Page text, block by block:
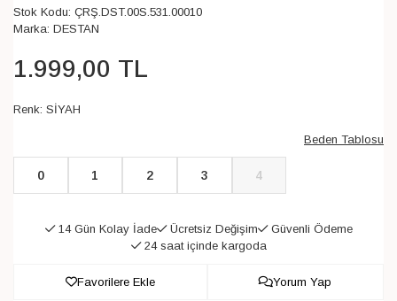
Stok Kodu: ÇRŞ.DST.00S.531.00010
Marka: DESTAN
1.999,00 TL
Renk: SİYAH
Beden Tablosu
0 1 2 3 4
14 Gün Kolay İade Ücretsiz Değişim
Güvenli Ödeme
24 saat içinde kargoda
Favorilere Ekle Yorum Yap